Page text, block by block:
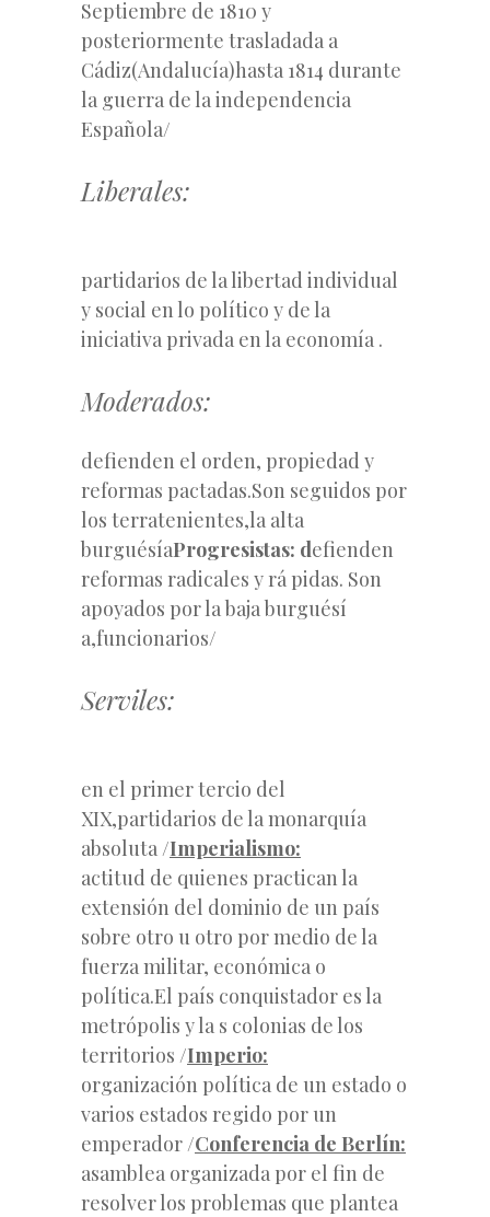
Septiembre de 1810 y
posteriormente trasladada a
Cádiz(Andalucía)hasta 1814 durante
la guerra de la independencia
Española/
Liberales:
partidarios de la libertad individual
y social en lo político y de la
iniciativa privada en la economía .
Moderados:
defienden el orden, propiedad y
reformas pactadas.Son seguidos por
los terratenientes,la alta
burguésíaProgresistas: defienden
reformas radicales y rá pidas. Son
apoyados por la baja burguésí
a,funcionarios/
Serviles:
en el primer tercio del
XIX,partidarios de la monarquía
absoluta /Imperialismo:
actitud de quienes practican la
extensión del dominio de un país
sobre otro u otro por medio de la
fuerza militar, económica o
política.El país conquistador es la
metrópolis y la s colonias de los
territorios /Imperio:
organización política de un estado o
varios estados regido por un
emperador /Conferencia de Berlín:
asamblea organizada por el fin de
resolver los problemas que plantea